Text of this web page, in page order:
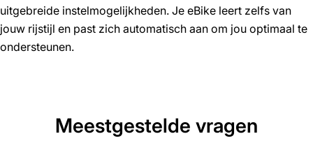
uitgebreide instelmogelijkheden. Je eBike leert zelfs van
jouw rijstijl en past zich automatisch aan om jou optimaal te
ondersteunen.
Meestgestelde vragen